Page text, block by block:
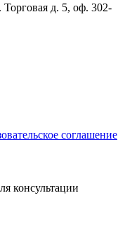
Торговая д. 5, оф. 302-
соглашение
консультации